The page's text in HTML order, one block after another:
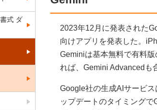
2023年12月に発表された
向けアプリを発表した。
Geminiは基本無料で有料
れば、Gemini Advancedも
Google社の生成AIサービ
ップデートのタイミング
式 ダ